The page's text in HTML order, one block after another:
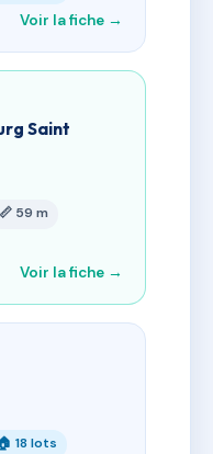
Voir la fiche →
Saint
📏 59 m
Voir la fiche →
🏠 18 lots